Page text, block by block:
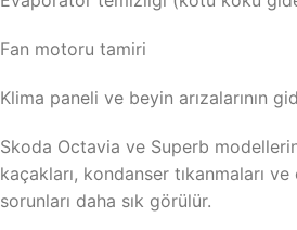
Fan motoru tamiri
Klima paneli ve beyin arızalarının
Skoda Octavia ve Superb
kaçakları, kondanser tıkanmaları
sorunları daha sık görülür.